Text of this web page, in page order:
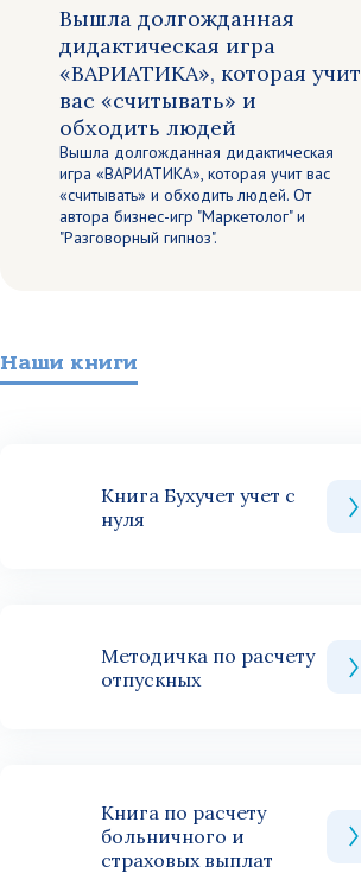
Вышла долгожданная
дидактическая игра
«ВАРИАТИКА», которая учит
вас «считывать» и
обходить людей
Вышла долгожданная дидактическая
игра «ВАРИАТИКА», которая учит вас
«считывать» и обходить людей. От
автора бизнес-игр "Маркетолог" и
"Разговорный гипноз".
Наши книги
Книга Бухучет учет с
нуля
Методичка по расчету
отпускных
Книга по расчету
больничного и
страховых выплат